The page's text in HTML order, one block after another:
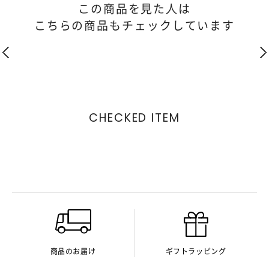
この商品を見た人は
こちらの商品もチェックしています
CHECKED ITEM
商品のお届け ギフトラッピング